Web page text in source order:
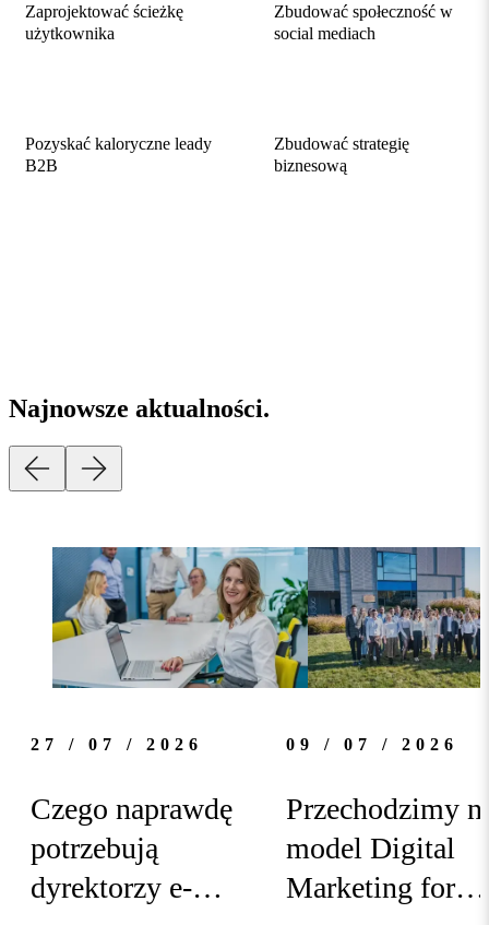
Zaprojektować ścieżkę
użytkownika
Zbudować społeczność w
social mediach
Pozyskać kaloryczne leady
B2B
Zbudować strategię
biznesową
Najnowsze aktualności.
27 / 07 / 2026
Czego naprawdę
potrzebują
dyrektorzy e-
09 / 07 / 2026
Przechodzimy
model Digital
Marketing for